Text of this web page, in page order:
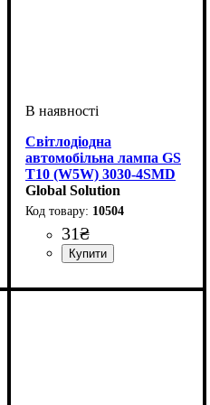
Світлодіодна
автомобільна лампа GS
T10 (W5W) 3030-4SMD
CREE Samsung 12V
White
Global Solution
10504
31₴
Габаритні вогні
CREE
SMD